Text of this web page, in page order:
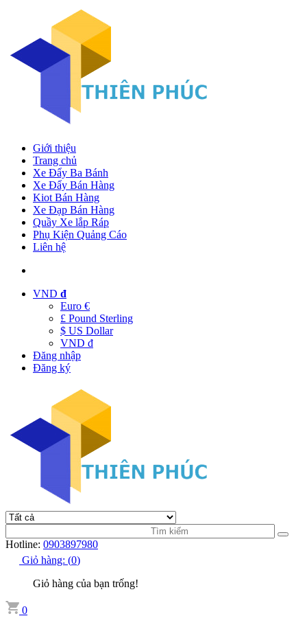
Giới thiệu
Trang chủ
Xe Đẩy Ba Bánh
Xe Đẩy Bán Hàng
Kiot Bán Hàng
Xe Đạp Bán Hàng
Quầy Xe lắp Ráp
Phụ Kiện Quảng Cáo
Liên hệ
VND đ
Euro €
£ Pound Sterling
$ US Dollar
VND đ
Đăng nhập
Đăng ký
Hotline: 0903897980
Giỏ hàng: (0)
Giỏ hàng của bạn trống!
0